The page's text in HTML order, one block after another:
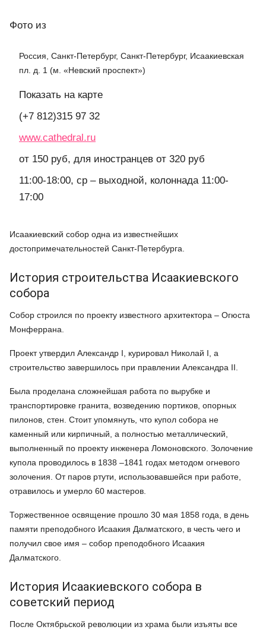
Фото из
Россия, Санкт-Петербург, Санкт-Петербург, Исаакиевская
пл. д. 1 (м. «Невский проспект»)
Показать на карте
(+7 812)315 97 32
www.cathedral.ru
от 150 руб, для иностранцев от 320 руб
11:00-18:00, ср – выходной, колоннада 11:00-
17:00
Исаакиевский собор одна из известнейших
достопримечательностей Санкт-Петербурга.
История строительства Исаакиевского
собора
Собор строился по проекту известного архитектора – Огюста
Монферрана.
Проект утвердил Александр I, курировал Николай I, а
строительство завершилось при правлении Александра II.
Была проделана сложнейшая работа по вырубке и
транспортировке гранита, возведению портиков, опорных
пилонов, стен. Стоит упомянуть, что купол собора не
каменный или кирпичный, а полностью металлический,
выполненный по проекту инженера Ломоновского. Золочение
купола проводилось в 1838 –1841 годах методом огневого
золочения. От паров ртути, использовавшейся при работе,
отравилось и умерло 60 мастеров.
Торжественное освящение прошло 30 мая 1858 года, в день
памяти преподобного Исаакия Далматского, в честь чего и
получил свое имя – собор преподобного Исаакия
Далматского.
История Исаакиевского собора в
советский период
После Октябрьской революции из храма были изъяты все